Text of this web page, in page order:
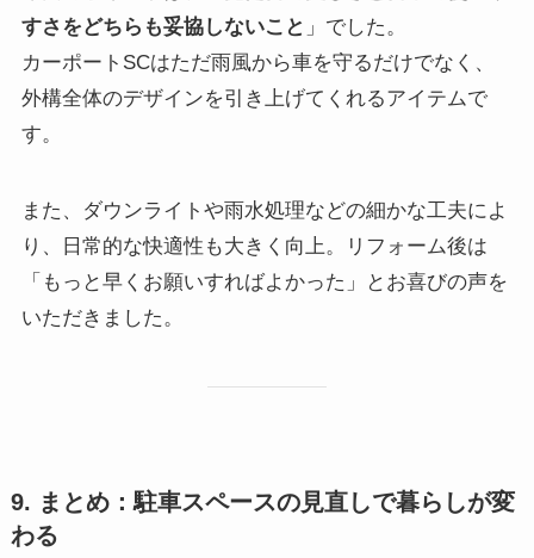
すさをどちらも妥協しないこと 」でした。
カーポートSCはただ雨風から車を守るだけでなく、
外構全体のデザインを引き上げてくれるアイテムで
す。
また、ダウンライトや雨水処理などの細かな工夫によ
り、日常的な快適性も大きく向上。リフォーム後は
「もっと早くお願いすればよかった」とお喜びの声を
いただきました。
9. まとめ：駐車スペースの見直しで暮らしが変
わる